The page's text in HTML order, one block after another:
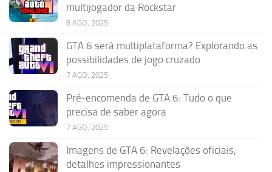
multijogador da Rockstar
8 AGO, 2025
GTA 6 será multiplataforma? Explorando as
possibilidades de jogo cruzado
7 AGO, 2025
Pré-encomenda de GTA 6: Tudo o que
precisa de saber agora
7 AGO, 2025
Imagens de GTA 6: Revelações oficiais,
detalhes impressionantes